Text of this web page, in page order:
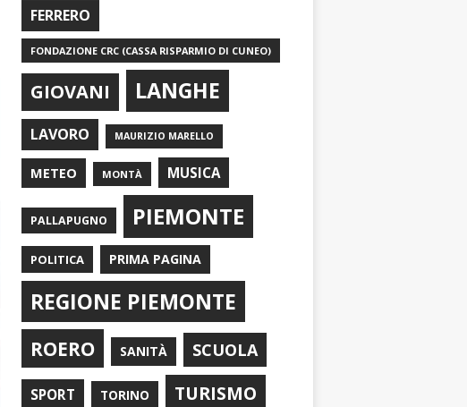
FERRERO
FONDAZIONE CRC (CASSA RISPARMIO DI CUNEO)
GIOVANI LANGHE
LAVORO MAURIZIO MARELLO
METEO MONTÀ MUSICA
PALLAPUGNO PIEMONTE
POLITICA PRIMA PAGINA
REGIONE PIEMONTE
ROERO SANITÀ SCUOLA
SPORT TORINO TURISMO